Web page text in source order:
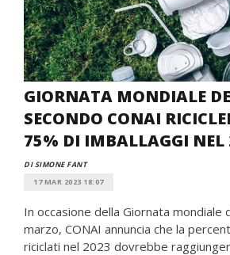
GIORNATA MONDIALE
SECONDO CONAI
75% DI IMBALLAGGI NEL
DI SIMONE FANT
17 MAR 2023 18:07
In occasione della Giornata mondiale
marzo, CONAI annuncia che la
riciclati nel 2023 dovrebbe